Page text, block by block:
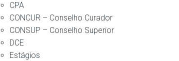
CPA
CONCUR – Conselho Curador
CONSUP – Conselho Superior
DCE
Estágios